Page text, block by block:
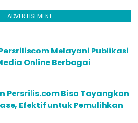
ADVERTISEMENT
Melayani Publikasi
Online Berbagai
Persrilis.com Bisa Tayangkan
Efektif untuk Pemulihkan